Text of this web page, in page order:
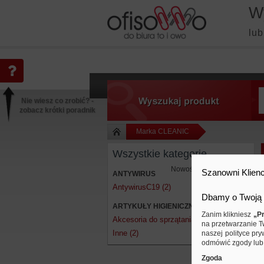
Marka CLEANIC
Wszystkie kategorie
Nowości
ANTYWIRUS
AntywirusC19 (2)
ARTYKUŁY HIGIENICZNE I DOZOWNIKI
Akcesoria do sprzątania (5)
Inne (2)
Nie wiesz co zrobić? -
zobacz krótki poradnik
Szanowni
Dbamy o
Zanim klikniesz
na przetwarzanie
naszej polityce
odmówić zgody
Zgoda